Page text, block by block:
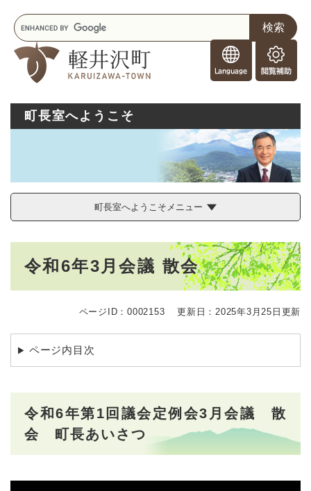
o
e
i
g
n
e
r
s
閲
覧
キ
ー
ワ
町長室へようこそ
町長室へようこそメニュー
令和6年3月会議 散会
ページID：0002153 更新日：2025年3月25日更新
ページ内目次
令和6年第1回議会定例会3月会議 散
会 町長あいさつ